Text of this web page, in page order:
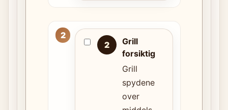
2
Grill
forsiktig
Grill
spydene
over